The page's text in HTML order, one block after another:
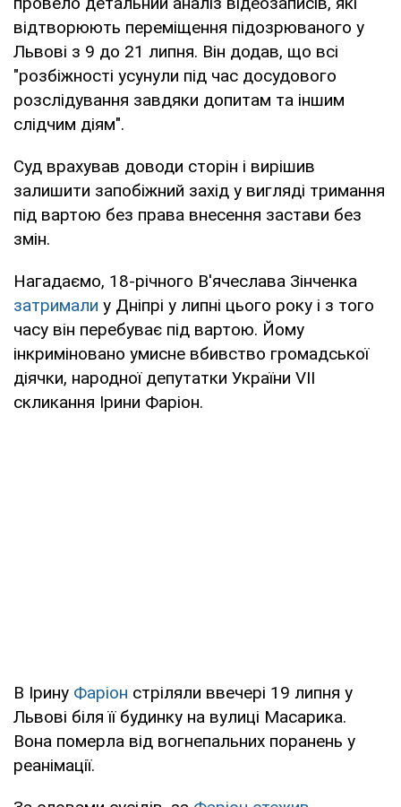
відтворюють переміщення підозрюваного у
Львові з 9 до 21 липня. Він додав, що всі
"розбіжності усунули під час досудового
розслідування завдяки допитам та іншим
слідчим діям".
Суд врахував доводи сторін і вирішив
залишити запобіжний захід у вигляді тримання
під вартою без права внесення застави без
змін.
Нагадаємо, 18-річного В'ячеслава Зінченка
затримали у Дніпрі у липні цього року і з того
часу він перебуває під вартою. Йому
інкриміновано умисне вбивство громадської
діячки, народної депутатки України VII
скликання Ірини Фаріон.
В Ірину Фаріон стріляли ввечері 19 липня у
Львові біля її будинку на вулиці Масарика.
Вона померла від вогнепальних поранень у
реанімації.